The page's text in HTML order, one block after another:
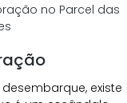
no Parcel das
existe